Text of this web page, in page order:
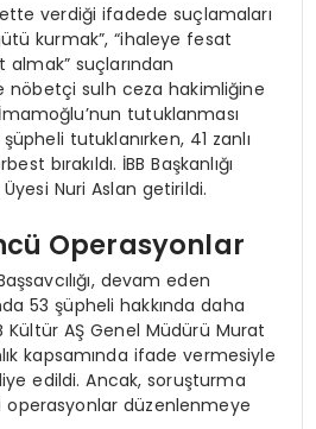
verdiği ifadede suçlamaları
kurmak”, “ihaleye fesat
almak” suçlarından
nöbetçi sulh ceza hakimliğine
tutuklanması
tutuklanırken, 41 zanlı
bırakıldı. İBB Başkanlığı
Nuri Aslan getirildi.
Operasyonlar
devam eden
53 şüpheli hakkında daha
Kültür AŞ Genel Müdürü Murat
kapsamında ifade vermesiyle
edildi. Ancak, soruşturma
düzenlenmeye